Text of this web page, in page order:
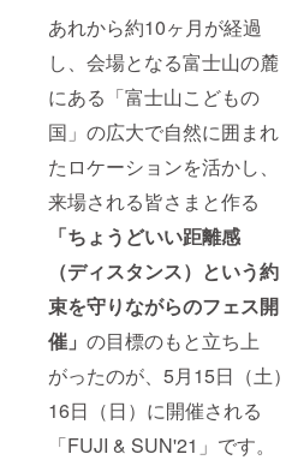
あれから約10ヶ月が経過
し、会場となる富士山の麓
にある「富士山こどもの
国」の広大で自然に囲まれ
たロケーションを活かし、
来場される皆さまと作る
「ちょうどいい距離感
（ディスタンス）という約
束を守りながらのフェス開
催」 の目標のもと立ち上
がったのが、5月15日（土）
16日（日）に開催される
「FUJI & SUN'21」です。